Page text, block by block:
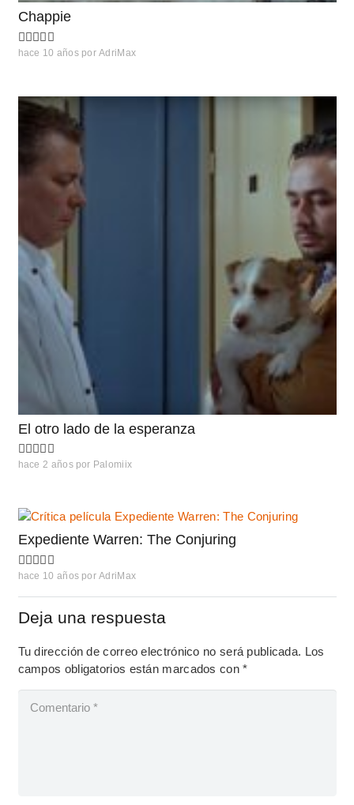
Chappie
hace 10 años por AdriMax
El otro lado de la esperanza
hace 2 años por Palomiix
Expediente Warren: The Conjuring
hace 10 años por AdriMax
Deja una respuesta
Tu dirección de correo electrónico no será publicada. Los
campos obligatorios están marcados con*